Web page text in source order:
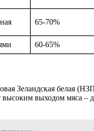
65-70%
60-65%
Зеландская белая
высоким выходом мяса